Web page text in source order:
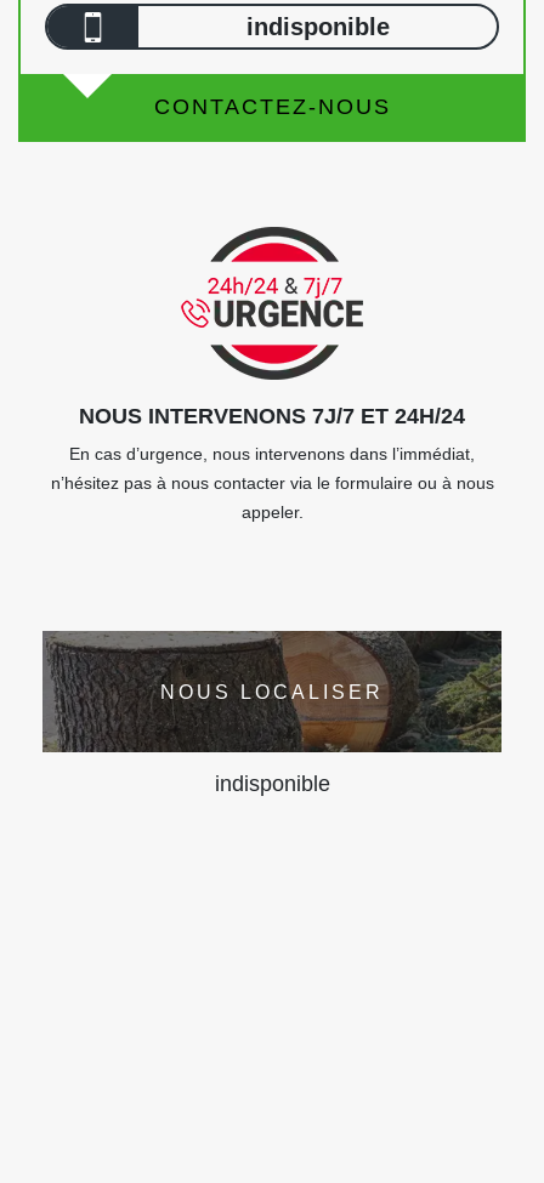
indisponible
CONTACTEZ-NOUS
NOUS INTERVENONS 7J/7 ET 24H/24
En cas d’urgence, nous intervenons dans l’immédiat,
n’hésitez pas à nous contacter via le formulaire ou à nous
appeler.
NOUS LOCALISER
indisponible